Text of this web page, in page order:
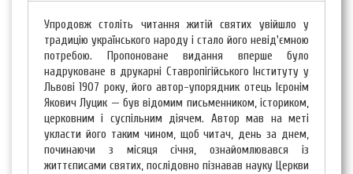
Упродовж століть читання житій святих увійшло у
традицію українського народу і стало його невід'ємною
потребою. Пропоноване видання вперше було
надруковане в друкарні Ставропігійського Інституту у
Львові 1907 року, його автор-упорядник отець Ієронім
Якович Луцик — був відомим письменником, істориком,
церковним і суспільним діячем. Автор мав на меті
укласти його таким чином, щоб читач, день за днем,
починаючи з місяця січня, ознайомлювався із
життєписами святих, послідовно пізнавав науку Церкви